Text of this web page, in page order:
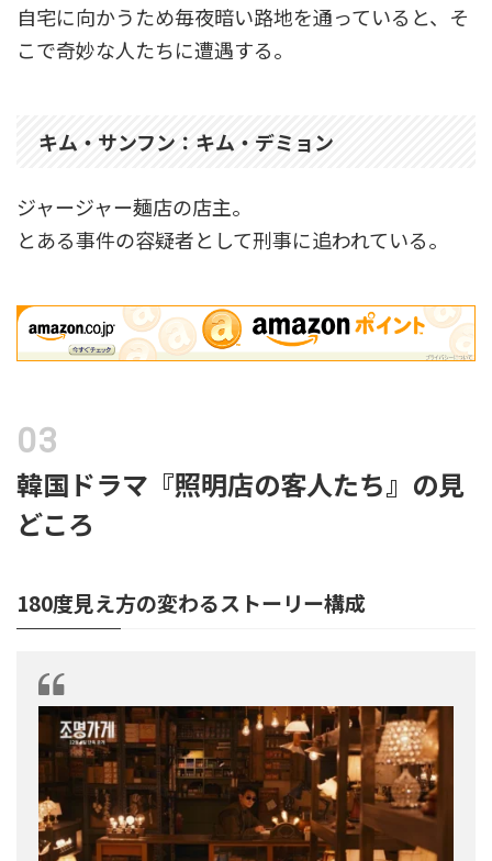
自宅に向かうため毎夜暗い路地を通っていると、そ
こで奇妙な人たちに遭遇する。
キム・サンフン：キム・デミョン
ジャージャー麺店の店主。
とある事件の容疑者として刑事に追われている。
韓国ドラマ『照明店の客人たち』の見
どころ
180度見え方の変わるストーリー構成